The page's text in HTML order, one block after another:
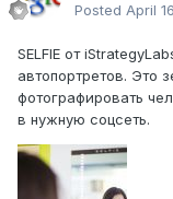
Posted April
SELFIE от
автопортретов. Это
фотографировать
в нужную соцсеть.